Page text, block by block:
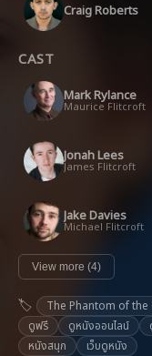
Craig Roberts
CAST
Mark Rylance
Maurice Flitcroft
Jonah Lees
James Flitcroft
Jake Davies
Michael Flitcroft
View more (4)
The Phantom of the
ดูฟรี
ดูหนังออนไลน์
หนังสนุก
เว็บดูหนัง